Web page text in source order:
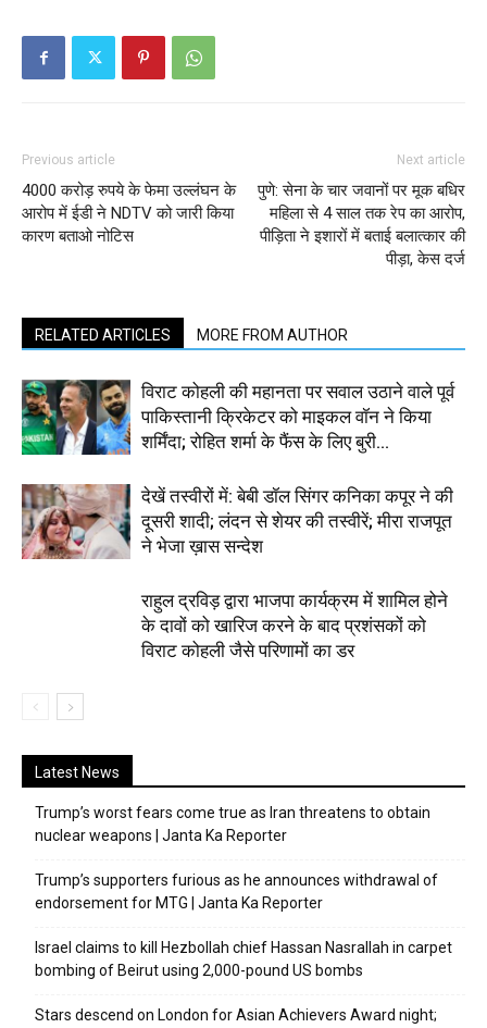
Previous article
4000 करोड़ रुपये के फेमा उल्लंघन के
आरोप में ईडी ने NDTV को जारी किया
कारण बताओ नोटिस
Next article
पुणे: सेना के चार जवानों पर मूक बधिर
महिला से 4 साल तक रेप का आरोप,
पीड़िता ने इशारों में बताई बलात्कार की
पीड़ा, केस दर्ज
RELATED ARTICLES MORE FROM AUTHOR
विराट कोहली की महानता पर सवाल उठाने वाले पूर्व
पाकिस्तानी क्रिकेटर को माइकल वॉन ने किया
शर्मिंदा; रोहित शर्मा के फैंस के लिए बुरी...
देखें तस्वीरों में: बेबी डॉल सिंगर कनिका कपूर ने की
दूसरी शादी; लंदन से शेयर की तस्वीरें; मीरा राजपूत
ने भेजा ख़ास सन्देश
राहुल द्रविड़ द्वारा भाजपा कार्यक्रम में शामिल होने
के दावों को खारिज करने के बाद प्रशंसकों को
विराट कोहली जैसे परिणामों का डर
Latest News
Trump’s worst fears come true as Iran threatens to obtain
nuclear weapons | Janta Ka Reporter
Trump’s supporters furious as he announces withdrawal of
endorsement for MTG | Janta Ka Reporter
Israel claims to kill Hezbollah chief Hassan Nasrallah in carpet
bombing of Beirut using 2,000-pound US bombs
Stars descend on London for Asian Achievers Award night;